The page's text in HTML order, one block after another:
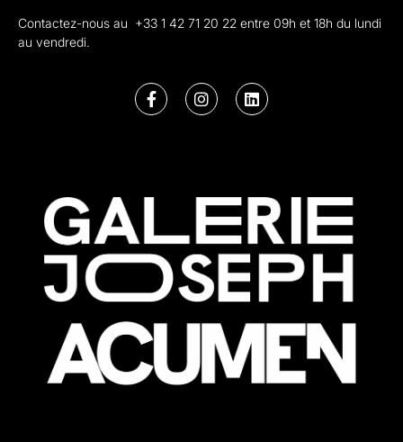
Contactez-nous au +33 1 42 71 20 22 entre 09h et 18h du lundi
au vendredi.